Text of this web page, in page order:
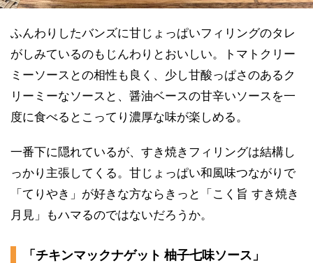
ふんわりしたバンズに甘じょっぱいフィリングのタレ
がしみているのもじんわりとおいしい。トマトクリー
ミーソースとの相性も良く、少し甘酸っぱさのあるク
リーミーなソースと、醤油ベースの甘辛いソースを一
度に食べるとこってり濃厚な味が楽しめる。
一番下に隠れているが、すき焼きフィリングは結構し
っかり主張してくる。甘じょっぱい和風味つながりで
「てりやき」が好きな方ならきっと「こく旨 すき焼き
月見」もハマるのではないだろうか。
「チキンマックナゲット 柚子七味ソース」